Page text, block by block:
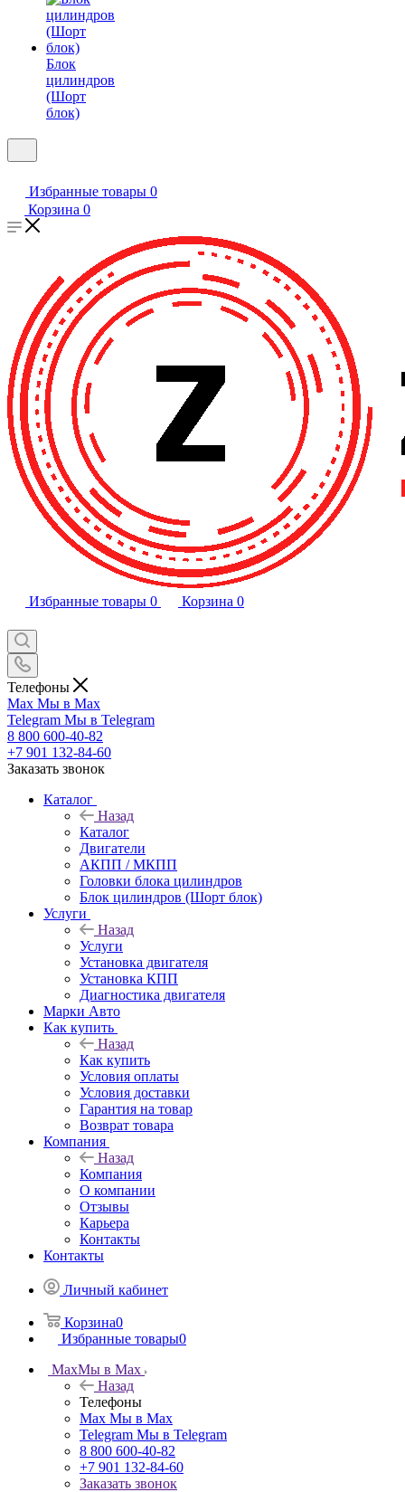
Блок
цилиндров
(Шорт
блок)
Избранные товары 0
Корзина 0
Избранные товары 0 Корзина 0
Телефоны
Max Мы в Max
Telegram Мы в Telegram
8 800 600-40-82
+7 901 132-84-60
Заказать звонок
Каталог
Назад
Каталог
Двигатели
АКПП / МКПП
Головки блока цилиндров
Блок цилиндров (Шорт блок)
Услуги
Назад
Услуги
Установка двигателя
Установка КПП
Диагностика двигателя
Марки Авто
Как купить
Назад
Как купить
Условия оплаты
Условия доставки
Гарантия на товар
Возврат товара
Компания
Назад
Компания
О компании
Отзывы
Карьера
Контакты
Контакты
Личный кабинет
Корзина0
Избранные товары0
MaxМы в Max
Назад
Телефоны
Max Мы в Max
Telegram Мы в Telegram
8 800 600-40-82
+7 901 132-84-60
Заказать звонок